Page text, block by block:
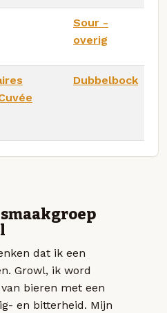
Sour -
overig
Dubbelbock
dat ik een
Growl, ik word
bieren met een
en bitterheid. Mijn